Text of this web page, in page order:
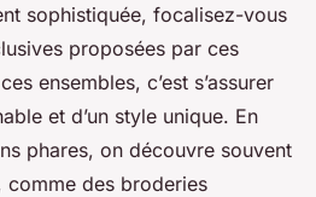
sophistiquée, focalisez-vous
proposées par ces
ensembles, c’est s’assurer
et d’un style unique. En
phares, on découvre souvent
comme des broderies